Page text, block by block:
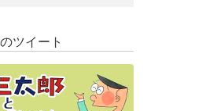
ツイート